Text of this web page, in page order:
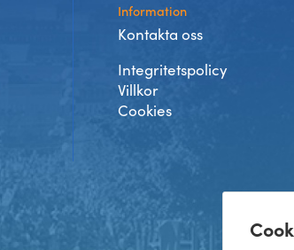
Information
Kontakta oss
Integritetspolicy
Villkor
Cookies